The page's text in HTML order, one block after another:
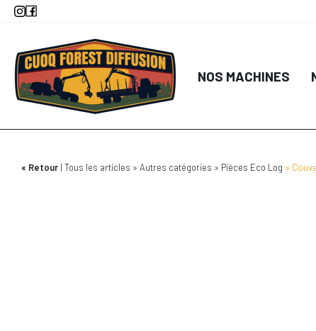
Aller
principal
NOS MACHINES
Retour Tous les articles Autres catégories Pièces Eco Log